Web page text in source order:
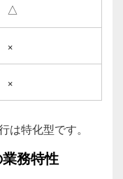
△
×
×
は特化型です。
務特性